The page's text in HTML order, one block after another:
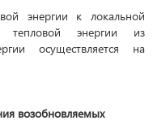
энергии к локальной
тепловой энергии из
осуществляется на
возобновляемых